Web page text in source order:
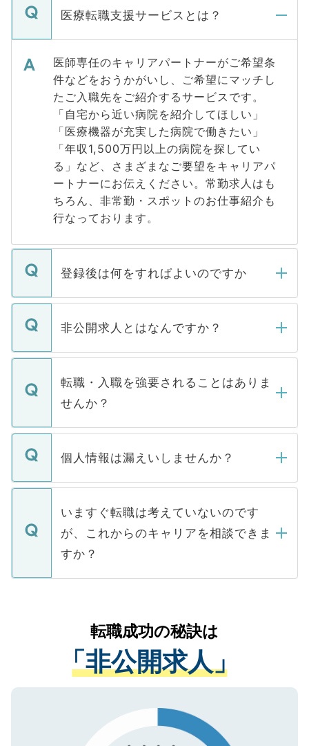
医療転職支援サービスとは？
医師専任のキャリアパートナーがご希望条
件などをおうかがいし、ご希望にマッチし
たご入職先をご紹介するサービスです。
「自宅から近い病院を紹介してほしい」
「医療機器が充実した病院で働きたい」
「年収1,500万円以上の病院を探してい
る」など、さまざまなご要望をキャリアパ
ートナーにお伝えください。常勤求人はも
ちろん、非常勤・スポットのお仕事紹介も
行なっております。
登録後は何をすればよいのですか
ご登録いただきましたら、弊社担当者がご
登録内容を確認し、その後メールもしくは
ます。通常、5営業日以内にはご連絡をせて
いただきますので、しばらくお待ちくださ
非公開求人とはなんですか？
マイナビDOCTORで取り扱っている求人の
うち約3割は、Webサイトからご覧いただ
けない「非公開求人」です。非公開求人は
下記の理由によって、一般には公開してい
ません。
■応募殺到を避けるため 人気のある医療機
関を公にしてしまうと、応募が殺到する場
に、医療機関が求める条件に合った人材の
みを人材紹介会社に依頼するケースが増え
ています。
転職・入職を強要されることはありま
せんか？
転職・入職を強要することは一切ありませ
ん。また、仮に応募先から内定をいただい
定を承諾する必要はありません。内定先へ
の辞退の連絡はキャリアパートナーが行い
個人情報は漏えいしませんか？
個人情報が漏えいすることはありませんの
で、ご安心ください。当サイトからの登録
などで収集したご登録者様の個人情報は、
ご本人のキャリアアップおよび転職活動の
支援を目的に使用いたします。お預かりし
ているすべての個人データはご本人の許可
は、個人情報の取り扱いについての厳密な
管理基準を満たした事業者のみに付与され
る、プライバシーマークを取得済みです。
で、機密保持に関してもご安心ください。
いますぐ転職は考えていないのです
が、これからのキャリアを相談できま
すか？
かがいして、現在の医療機関の状況や紹介
経験をまじえながら、適切なアドバイスを
させていただきます。すぐにご転職をされ
ない方には、長期的なサポートが可能です
ので、まずはご登録ください。
転職成功の秘訣は
「非公開求人」